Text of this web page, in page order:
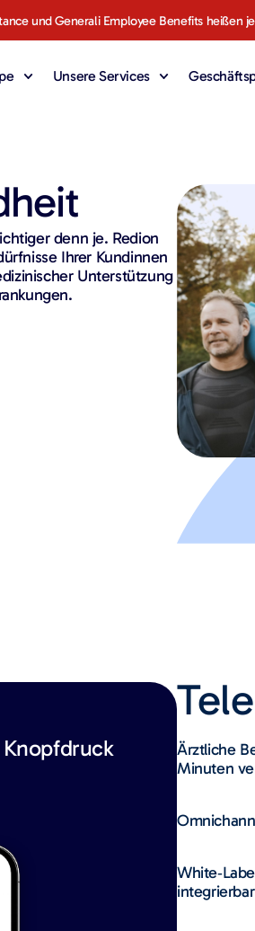
und Generali Employee Benefits heißen
Unsere Services
denn je. Redion
Ihrer Kundinnen
Unterstützung
Ärztliche
Minuten
integrierbar